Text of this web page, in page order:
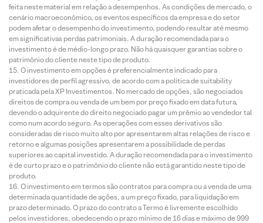
feita neste material em relação a desempenhos. As condições de mercado, o
cenário macroeconômico, os eventos específicos da empresa e do setor
podem afetar o desempenho do investimento, podendo resultar até mesmo
em significativas perdas patrimoniais. A duração recomendada para o
investimento é de médio-longo prazo. Não há quaisquer garantias sobre o
patrimônio do cliente neste tipo de produto.
O investimento em opções é preferencialmente indicado para
investidores de perfil agressivo, de acordo com a política de suitability
praticada pela XP Investimentos. No mercado de opções, são negociados
direitos de compra ou venda de um bem por preço fixado em data futura,
devendo o adquirente do direito negociado pagar um prêmio ao vendedor tal
como num acordo seguro. As operações com esses derivativos são
consideradas de risco muito alto por apresentarem altas relações de risco e
retorno e algumas posições apresentarem a possibilidade de perdas
superiores ao capital investido. A duração recomendada para o investimento
é de curto prazo e o patrimônio do cliente não está garantido neste tipo de
produto.
O investimento em termos são contratos para compra ou a venda de uma
determinada quantidade de ações, a um preço fixado, para liquidação em
prazo determinado. O prazo do contrato a Termo é livremente escolhido
pelos investidores, obedecendo o prazo mínimo de 16 dias e máximo de 999